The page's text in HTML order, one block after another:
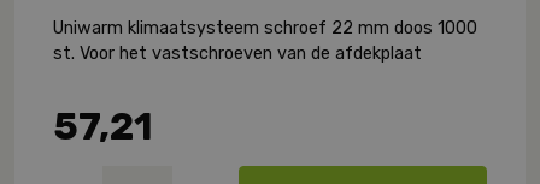
Uniwarm klimaatsysteem schroef 22 mm doos 1000
st. Voor het vastschroeven van de afdekplaat
57,21